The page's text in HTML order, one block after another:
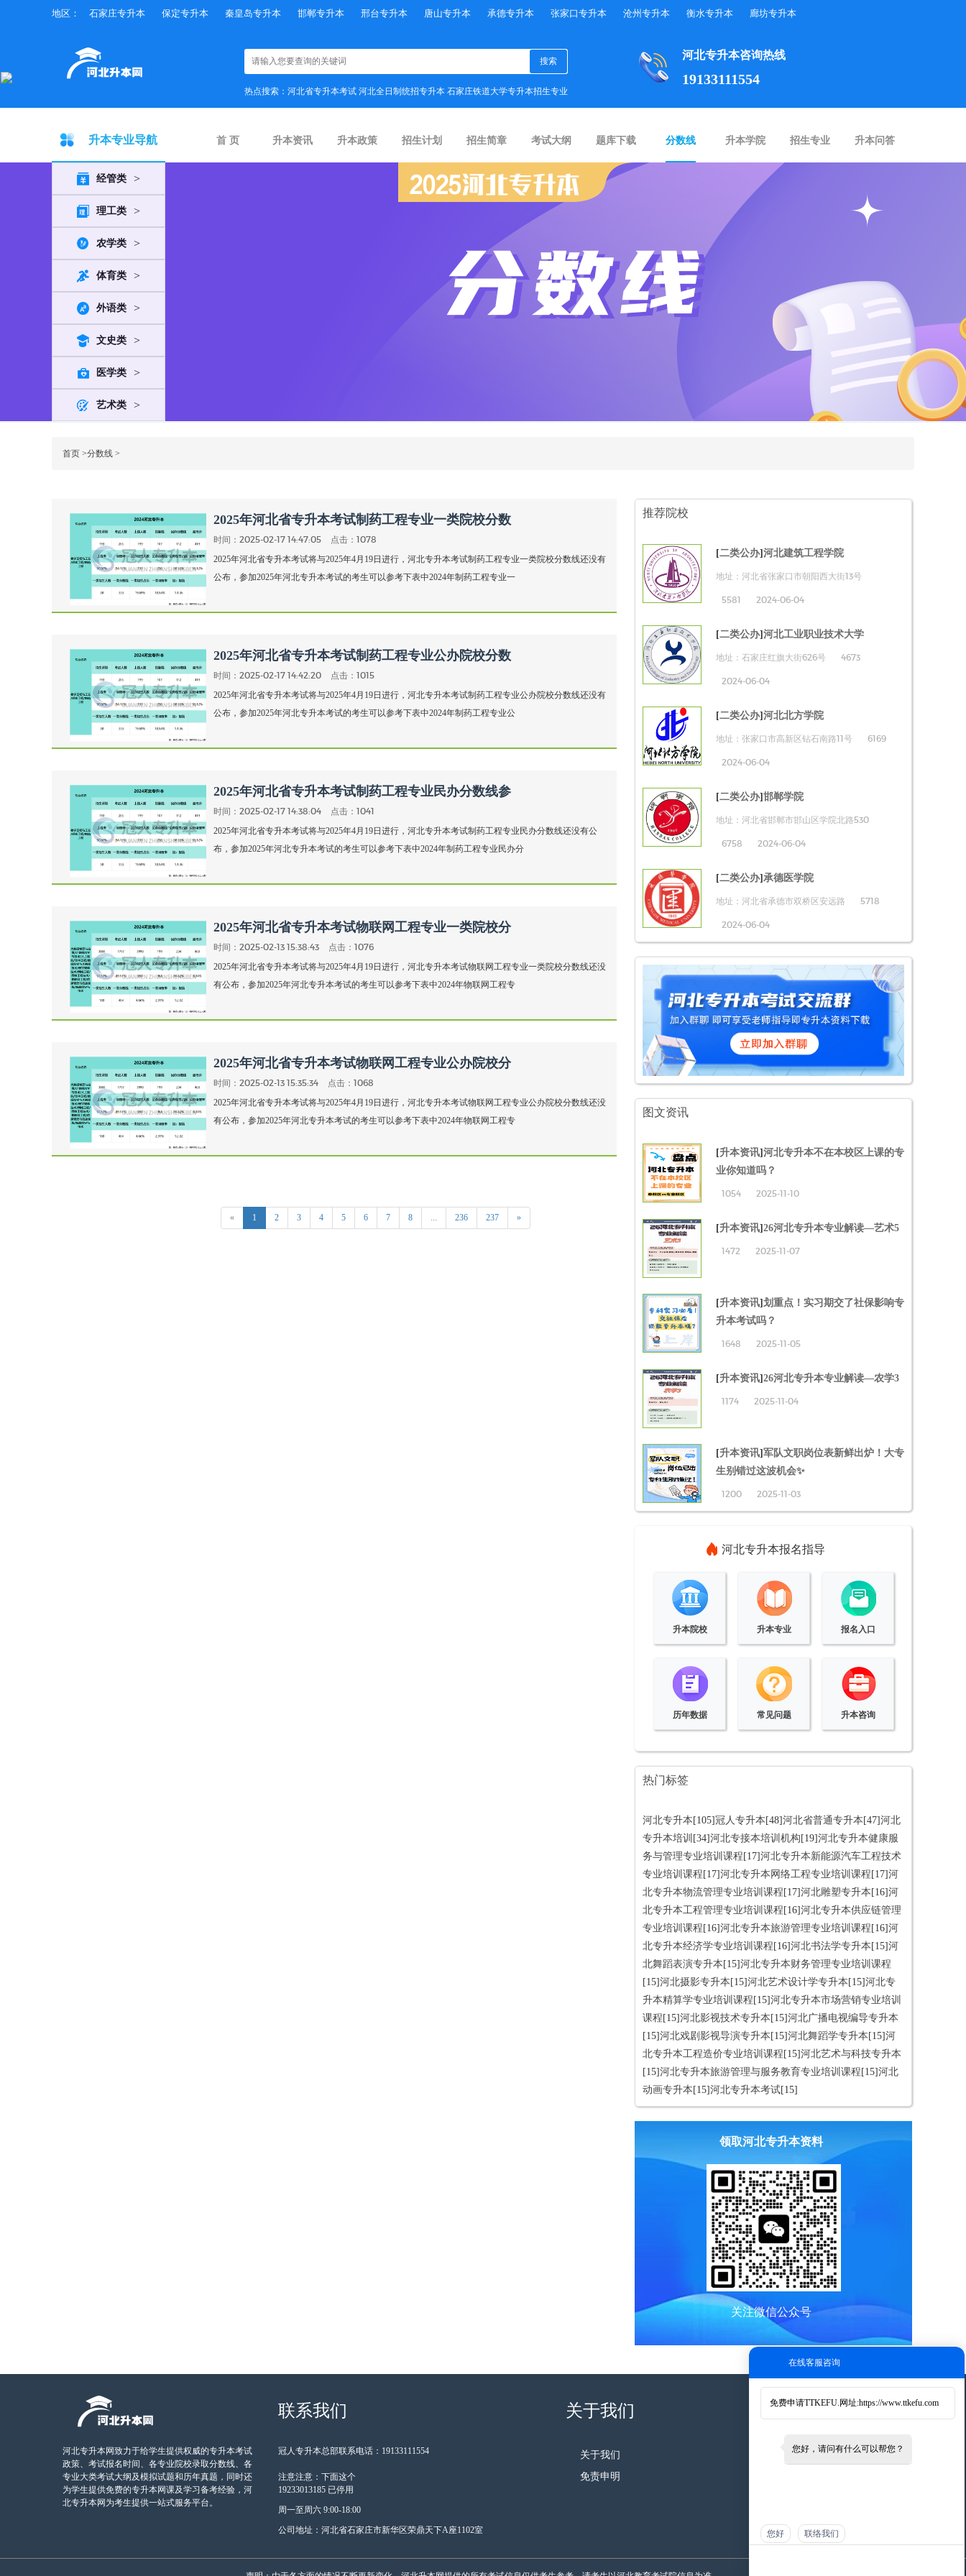
地区： 石家庄专升本 保定专升本 秦皇岛专升本 邯郸专升本 邢台专升本 唐山专升本 承德专升本 张家口专升本 沧州专升本 衡水专升本 廊坊专升本
热点搜索： 河北省专升本考试 河北全日制统招专升本 石家庄铁道大学专升本招生专业
河北专升本咨询热线
19133111554
首 页 升本资讯 升本政策 招生计划 招生简章 考试大纲 题库下载 分数线 升本学院 招生专业 升本问答
升本专业导航
经管类 >
理工类 >
农学类 >
体育类 >
外语类 >
文史类 >
医学类 >
艺术类 >
首页 >分数线 >
2025年河北省专升本考试制药工程专业一类院校分数
时间：2025-02-17 14:47:05 点击：1078
2025年河北省专升本考试将与2025年4月19日进行，河北专升本考试制药工程专业一类院校分数线还没有
公布，参加2025年河北专升本考试的考生可以参考下表中2024年制药工程专业一
2025年河北省专升本考试制药工程专业公办院校分数
时间：2025-02-17 14:42:20 点击：1015
2025年河北省专升本考试将与2025年4月19日进行，河北专升本考试制药工程专业公办院校分数线还没有
公布，参加2025年河北专升本考试的考生可以参考下表中2024年制药工程专业公
2025年河北省专升本考试制药工程专业民办分数线参
时间：2025-02-17 14:38:04 点击：1041
2025年河北省专升本考试将与2025年4月19日进行，河北专升本考试制药工程专业民办分数线还没有公
布，参加2025年河北专升本考试的考生可以参考下表中2024年制药工程专业民办分
2025年河北省专升本考试物联网工程专业一类院校分
时间：2025-02-13 15:38:43 点击：1076
2025年河北省专升本考试将与2025年4月19日进行，河北专升本考试物联网工程专业一类院校分数线还没
有公布，参加2025年河北专升本考试的考生可以参考下表中2024年物联网工程专
2025年河北省专升本考试物联网工程专业公办院校分
时间：2025-02-13 15:35:34 点击：1068
2025年河北省专升本考试将与2025年4月19日进行，河北专升本考试物联网工程专业公办院校分数线还没
有公布，参加2025年河北专升本考试的考生可以参考下表中2024年物联网工程专
« 1 2 3 4 5 6 7 8 ... 236 237 »
推荐院校
[二类公办] 河北建筑工程学院
地址：河北省张家口市朝阳西大街13号
5581 2024-06-04
[二类公办] 河北工业职业技术大学
地址：石家庄红旗大街626号 4673
2024-06-04
[二类公办] 河北北方学院
地址：张家口市高新区钻石南路11号 6169
2024-06-04
[二类公办] 邯郸学院
地址：河北省邯郸市邯山区学院北路530
6758 2024-06-04
[二类公办] 承德医学院
地址：河北省承德市双桥区安远路 5718
2024-06-04
图文资讯
[升本资讯] 河北专升本不在本校区上课的专
业你知道吗？
1054 2025-11-10
[升本资讯] 26河北专升本专业解读—艺术5
1472 2025-11-07
[升本资讯] 划重点！实习期交了社保影响专
升本考试吗？
1648 2025-11-05
[升本资讯] 26河北专升本专业解读—农学3
1174 2025-11-04
[升本资讯] 军队文职岗位表新鲜出炉！大专
生别错过这波机会✨
1200 2025-11-03
河北专升本报名指导
升本院校 升本专业 报名入口
历年数据 常见问题 升本咨询
热门标签
河北专升本 [105]冠人专升本 [48]河北省普通专升本 [47]河北
专升本培训 [34]河北专接本培训机构 [19]河北专升本健康服
务与管理专业培训课程 [17]河北专升本新能源汽车工程技术
专业培训课程 [17]河北专升本网络工程专业培训课程 [17]河
北专升本物流管理专业培训课程 [17]河北雕塑专升本 [16]河
北专升本工程管理专业培训课程 [16]河北专升本供应链管理
专业培训课程 [16]河北专升本旅游管理专业培训课程 [16]河
北专升本经济学专业培训课程 [16]河北书法学专升本 [15]河
北舞蹈表演专升本 [15]河北专升本财务管理专业培训课程
[15]河北摄影专升本 [15]河北艺术设计学专升本 [15]河北专
升本精算学专业培训课程 [15]河北专升本市场营销专业培训
课程 [15]河北影视技术专升本 [15]河北广播电视编导专升本
[15]河北戏剧影视导演专升本 [15]河北舞蹈学专升本 [15]河
北专升本工程造价专业培训课程 [15]河北艺术与科技专升本
[15]河北专升本旅游管理与服务教育专业培训课程 [15]河北
动画专升本 [15]河北专升本考试[15]
领取河北专升本资料
关注微信公众号
河北专升本网致力于给学生提供权威的专升本考试
政策、考试报名时间、各专业院校录取分数线、各
专业大类考试大纲及模拟试题和历年真题，同时还
为学生提供免费的专升本网课及学习备考经验，河
北专升本网为考生提供一站式服务平台。
联系我们
冠人专升本总部联系电话：19133111554
注意注意：下面这个
19233013185 已停用
周一至周六 9:00-18:00
公司地址：河北省石家庄市新华区荣鼎天下A座1102室
关于我们
关于我们
免责申明
添加微信
在线客服咨询
免费申请TTKEFU.网址:https://www.ttkefu.com
您好，请问有什么可以帮您？
您好 联络我们
×